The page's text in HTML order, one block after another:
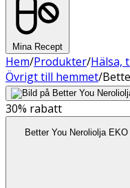
Mina Recept
Hem/Produkter/Hälsa,
Övrigt till hemmet/
30% rabatt
Better You Neroliolja